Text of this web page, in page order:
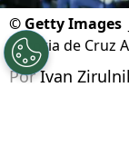
© Getty Images
victoria de Cruz
Por Ivan